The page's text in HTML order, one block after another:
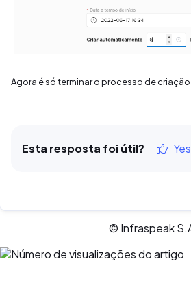
Agora é só terminar o processo de
Esta resposta foi útil? Yes
© Infraspeak